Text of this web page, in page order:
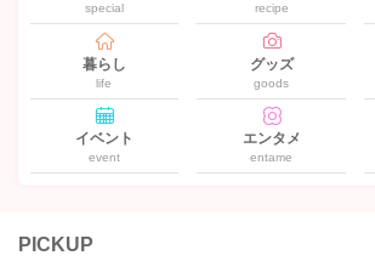
special recipe
暮らし
life
グッズ
goods
イベント
event
エンタメ
entame
PICKUP